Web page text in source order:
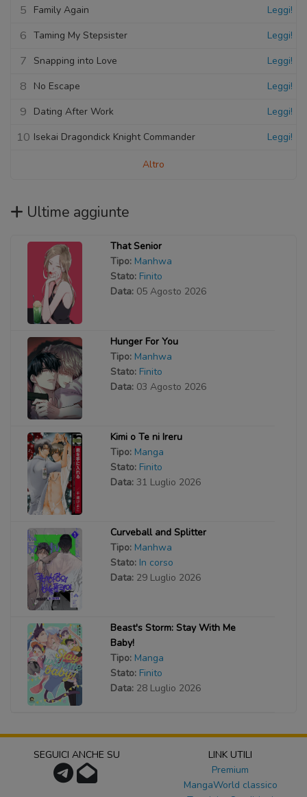
5 Family Again Leggi!
6 Taming My Stepsister Leggi!
7 Snapping into Love Leggi!
8 No Escape Leggi!
9 Dating After Work Leggi!
10 Isekai Dragondick Knight Commander Leggi!
Altro
Ultime aggiunte
That Senior
Tipo: Manhwa
Stato: Finito
Data: 05 Agosto 2026
Hunger For You
Tipo: Manhwa
Stato: Finito
Data: 03 Agosto 2026
Kimi o Te ni Ireru
Tipo: Manga
Stato: Finito
Data: 31 Luglio 2026
Curveball and Splitter
Tipo: Manhwa
Stato: In corso
Data: 29 Luglio 2026
Beast's Storm: Stay With Me
Baby!
Tipo: Manga
Stato: Finito
Data: 28 Luglio 2026
SEGUICI ANCHE SU
LINK UTILI
Premium
MangaWorld classico